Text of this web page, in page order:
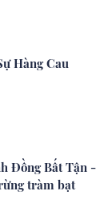
Hàng Cau
Đồng Bất Tận -
tràm bạt